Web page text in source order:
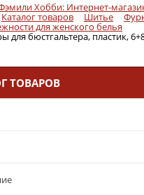
Хобби: Интернет-
Каталог товаров Шитье
для женского белья
для бюстгальтера, пластик,
ТОВАРОВ